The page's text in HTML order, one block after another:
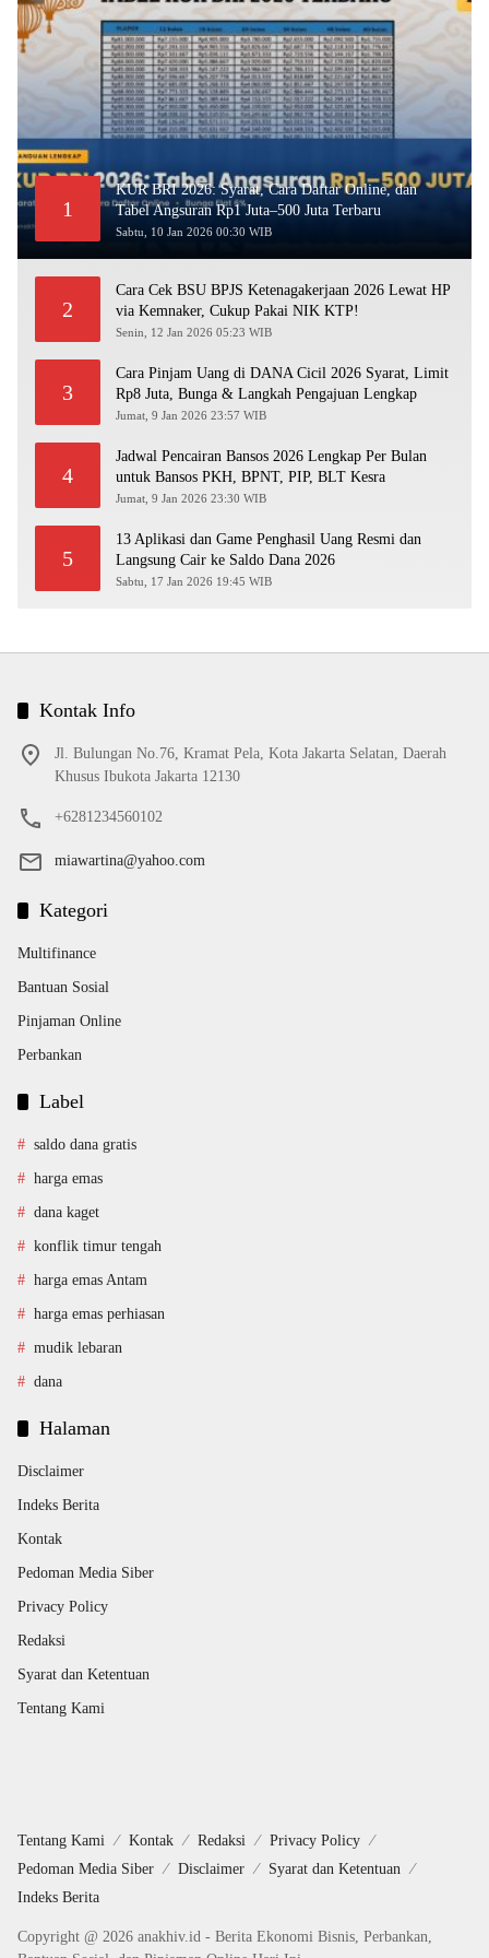
1
KUR BRI 2026: Syarat, Cara Daftar Online, dan
Tabel Angsuran Rp1 Juta–500 Juta Terbaru
Sabtu, 10 Jan 2026 00:30 WIB
2
Cara Cek BSU BPJS Ketenagakerjaan 2026 Lewat HP
via Kemnaker, Cukup Pakai NIK KTP!
Senin, 12 Jan 2026 05:23 WIB
3
Cara Pinjam Uang di DANA Cicil 2026 Syarat, Limit
Rp8 Juta, Bunga & Langkah Pengajuan Lengkap
Jumat, 9 Jan 2026 23:57 WIB
4
Jadwal Pencairan Bansos 2026 Lengkap Per Bulan
untuk Bansos PKH, BPNT, PIP, BLT Kesra
Jumat, 9 Jan 2026 23:30 WIB
5
13 Aplikasi dan Game Penghasil Uang Resmi dan
Langsung Cair ke Saldo Dana 2026
Sabtu, 17 Jan 2026 19:45 WIB
Kontak Info
Jl. Bulungan No.76, Kramat Pela, Kota Jakarta Selatan, Daerah
Khusus Ibukota Jakarta 12130
+6281234560102
miawartina@yahoo.com
Kategori
Multifinance
Bantuan Sosial
Pinjaman Online
Perbankan
Label
saldo dana gratis
harga emas
dana kaget
konflik timur tengah
harga emas Antam
harga emas perhiasan
mudik lebaran
dana
Halaman
Disclaimer
Indeks Berita
Kontak
Pedoman Media Siber
Privacy Policy
Redaksi
Syarat dan Ketentuan
Tentang Kami
Tentang Kami Kontak Redaksi
Privacy Policy
Pedoman Media Siber
Disclaimer
Syarat dan Ketentuan
Indeks Berita
Copyright @ 2026 anakhiv.id - Berita Ekonomi Bisnis, Perbankan,